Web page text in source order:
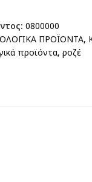
0800000
ΠΡΟΪΟΝΤΑ,
προϊόντα, ροζέ